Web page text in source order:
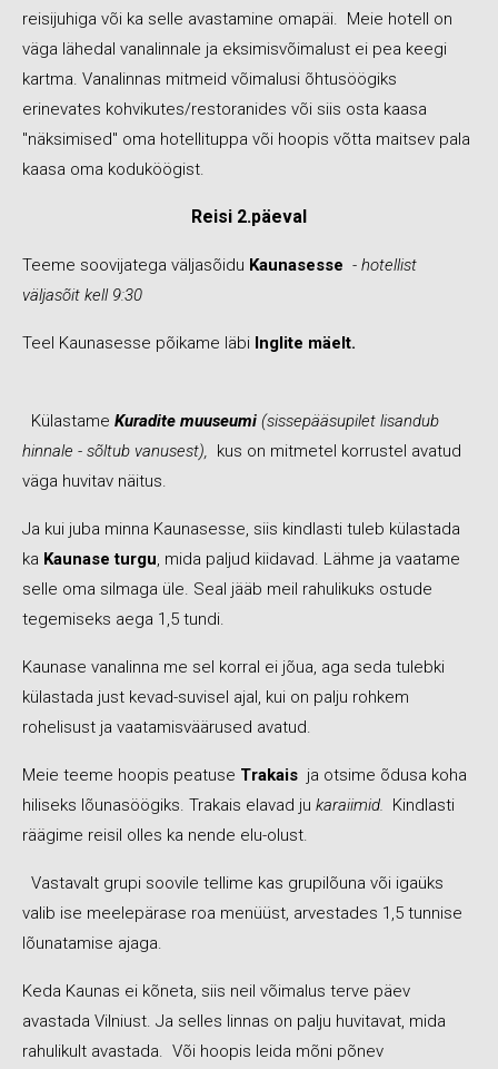
reisijuhiga või ka selle avastamine omapäi. Meie hotell on
väga lähedal vanalinnale ja eksimisvõimalust ei pea keegi
kartma. Vanalinnas mitmeid võimalusi õhtusöögiks
erinevates kohvikutes/restoranides või siis osta kaasa
"näksimised" oma hotellituppa või hoopis võtta maitsev pala
kaasa oma koduköögist.
Reisi 2.päeval
Teeme soovijatega väljasõidu Kaunasesse - hotellist
väljasõit kell 9:30
Teel Kaunasesse põikame läbi Inglite mäelt.
Külastame Kuradite muuseumi (sissepääsupilet lisandub
hinnale - sõltub vanusest), kus on mitmetel korrustel avatud
väga huvitav näitus.
Ja kui juba minna Kaunasesse, siis kindlasti tuleb külastada
ka Kaunase turgu, mida paljud kiidavad. Lähme ja vaatame
selle oma silmaga üle. Seal jääb meil rahulikuks ostude
tegemiseks aega 1,5 tundi.
Kaunase vanalinna me sel korral ei jõua, aga seda tulebki
külastada just kevad-suvisel ajal, kui on palju rohkem
rohelisust ja vaatamisväärused avatud.
Meie teeme hoopis peatuse Trakais ja otsime õdusa koha
hiliseks lõunasöögiks. Trakais elavad ju karaiimid. Kindlasti
räägime reisil olles ka nende elu-olust.
Vastavalt grupi soovile tellime kas grupilõuna või igaüks
valib ise meelepärase roa menüüst, arvestades 1,5 tunnise
lõunatamise ajaga.
Keda Kaunas ei kõneta, siis neil võimalus terve päev
avastada Vilniust. Ja selles linnas on palju huvitavat, mida
rahulikult avastada. Või hoopis leida mõni põnev